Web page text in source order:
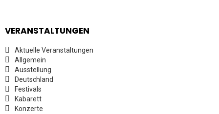
VERANSTALTUNGEN
Aktuelle Veranstaltungen
Allgemein
Ausstellung
Deutschland
Festivals
Kabarett
Konzerte